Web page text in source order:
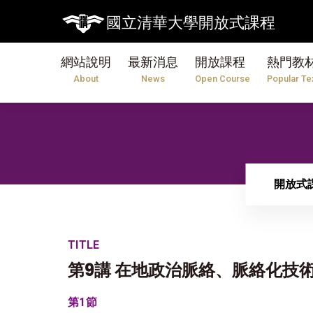
國立清華大學開放式課程
網站說明
About
最新消息
News
開放課程
Open Course
熱門教
Popular
開放式
TITLE
第9講 在地政治脈絡、脈絡化技
第1節